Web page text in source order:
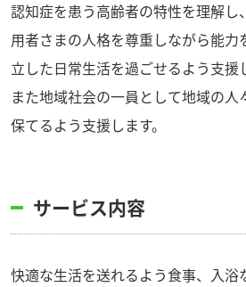
認知症を患う高齢者の特性を理解し
用者さまの人格を尊重しながら能力
立した日常生活を過ごせるよう支援
また地域社会の一員として地域の
保てるよう支援します。
サービス内容
快適な生活を送れるよう食事、入浴